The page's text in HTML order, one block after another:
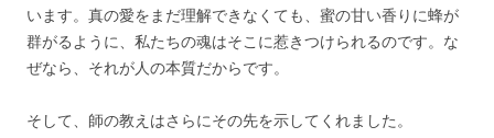
います。真の愛をまだ理解できなくても、蜜の甘い香りに蜂が
群がるように、私たちの魂はそこに惹きつけられるのです。な
ぜなら、それが人の本質だからです。
そして、師の教えはさらにその先を示してくれました。